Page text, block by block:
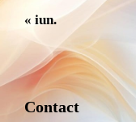
« iun.
Contact